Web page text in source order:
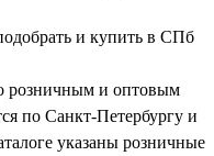
и купить в СПб
розничным и оптовым
по Санкт-Петербургу и
указаны розничные